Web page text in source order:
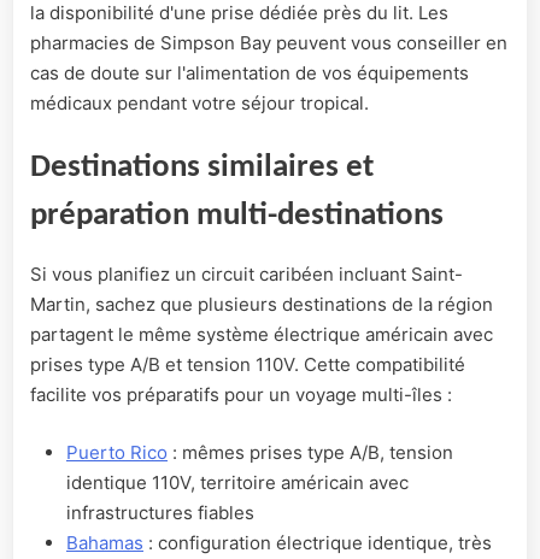
la disponibilité d'une prise dédiée près du lit. Les
pharmacies de Simpson Bay peuvent vous conseiller en
cas de doute sur l'alimentation de vos équipements
médicaux pendant votre séjour tropical.
Destinations similaires et
préparation multi-destinations
Si vous planifiez un circuit caribéen incluant Saint-
Martin, sachez que plusieurs destinations de la région
partagent le même système électrique américain avec
prises type A/B et tension 110V. Cette compatibilité
facilite vos préparatifs pour un voyage multi-îles :
Puerto Rico : mêmes prises type A/B, tension
identique 110V, territoire américain avec
infrastructures fiables
Bahamas : configuration électrique identique, très